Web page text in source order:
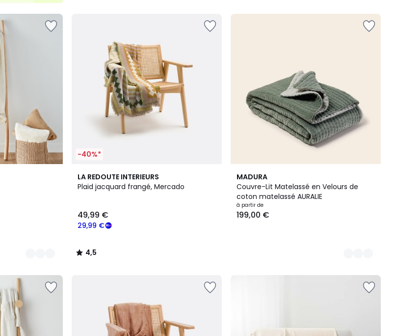
-40%*
LA REDOUTE INTERIEURS
Plaid jacquard frangé, Mercado
29,99 €
49,99 €
4,5
/ 5
4,5
/
MADURA
Couvre-Lit Matelassé en Velours de
coton matelassé AURALIE
à partir de
199,00 €
5
Couleurs